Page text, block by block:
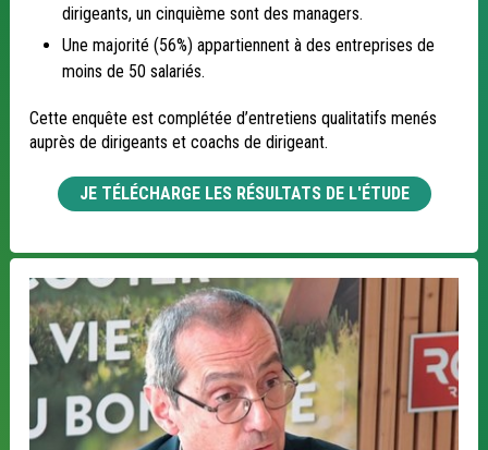
dirigeants, un cinquième sont des managers.
Une majorité (56%) appartiennent à des entreprises de
moins de 50 salariés.
Cette enquête est complétée d’entretiens qualitatifs menés
auprès de dirigeants et coachs de dirigeant.
JE TÉLÉCHARGE LES RÉSULTATS DE L'ÉTUDE